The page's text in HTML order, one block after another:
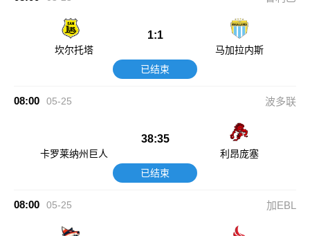
坎尔托塔
1:1
马加拉内斯
已结束
08:00 05-25 波多联
卡罗莱纳州巨人
38:35
利昂庞塞
已结束
08:00 05-25 加EBL